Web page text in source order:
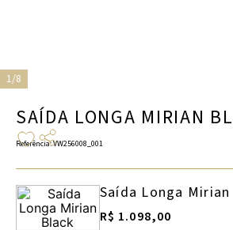
1/8
SAÍDA LONGA MIRIAN
Referência:VW256008_001
Saída Longa
R$ 1.098,00